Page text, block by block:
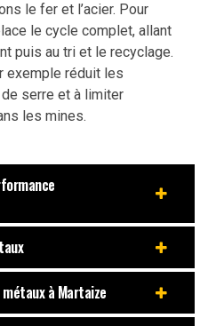
le fer et l’acier. Pour
le cycle complet, allant
puis au tri et le recyclage.
exemple réduit les
serre et à limiter
les mines.
à Martaize